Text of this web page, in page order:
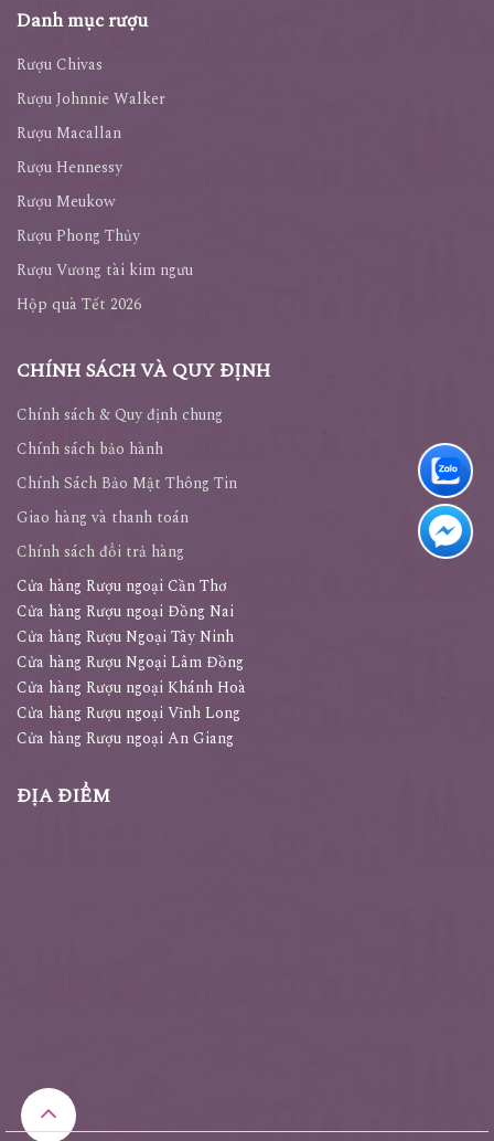
Danh mục rượu
Rượu Chivas
Rượu Johnnie Walker
Rượu Macallan
Rượu Hennessy
Rượu Meukow
Rượu Phong Thủy
Rượu Vương tài kim ngưu
Hộp quà Tết 2026
CHÍNH SÁCH VÀ QUY ĐỊNH
Chính sách & Quy định chung
Chính sách bảo hành
Chính Sách Bảo Mật Thông Tin
Giao hàng và thanh toán
Chính sách đổi trả hàng
Cửa hàng Rượu ngoại Cần Thơ
Cửa hàng Rượu ngoại Đồng Nai
Cửa hàng Rượu Ngoại Tây Ninh
Cửa hàng Rượu Ngoại Lâm Đồng
Cửa hàng Rượu ngoại Khánh Hoà
Cửa hàng Rượu ngoại Vĩnh Long
Cửa hàng Rượu ngoại An Giang
ĐỊA ĐIỂM